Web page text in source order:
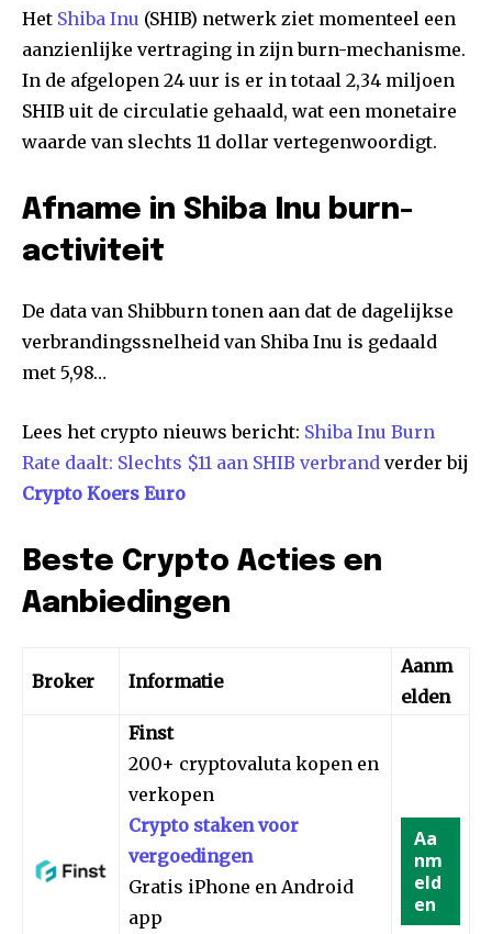
Het Shiba Inu (SHIB) netwerk ziet momenteel een
aanzienlijke vertraging in zijn burn-mechanisme.
In de afgelopen 24 uur is er in totaal 2,34 miljoen
SHIB uit de circulatie gehaald, wat een monetaire
waarde van slechts 11 dollar vertegenwoordigt.
Afname in Shiba Inu burn-
activiteit
De data van Shibburn tonen aan dat de dagelijkse
verbrandingssnelheid van Shiba Inu is gedaald
met 5,98…
Lees het crypto nieuws bericht: Shiba Inu Burn
Rate daalt: Slechts $11 aan SHIB verbrand verder bij
Crypto Koers Euro
Beste Crypto Acties en
Aanbiedingen
Broker Informatie
Aanm
elden
Finst
200+ cryptovaluta kopen en
verkopen
Crypto staken voor
vergoedingen
Gratis iPhone en Android
app
Aa
nm
eld
en